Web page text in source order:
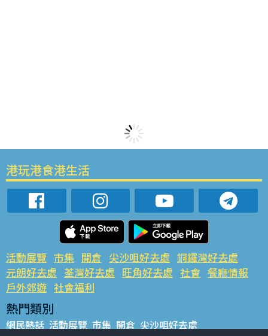
港玩港食港生活
活動展覽 市集 開倉 尖沙咀好去處 銅鑼灣好去處
元朗好去處 荃灣好去處 旺角好去處 社會 餐廳情報
戶外郊遊 社會福利
熱門類別
網民熱話 活動展覽 市集 開倉 尖沙咀好去處